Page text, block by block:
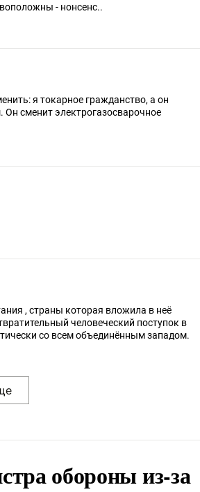
- нонсенс..
я токарное гражданство, а он
Он сменит электрогазосварочное
, страны которая вложила в неё
человеческий поступок в
со всем объединённым западом.
обороны из-за